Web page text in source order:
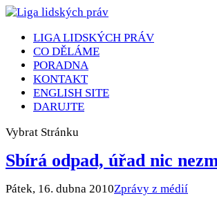
LIGA LIDSKÝCH PRÁV
CO DĚLÁME
PORADNA
KONTAKT
ENGLISH SITE
DARUJTE
Vybrat Stránku
Sbírá odpad, úřad nic
Pátek, 16. dubna 2010Zprávy z médií